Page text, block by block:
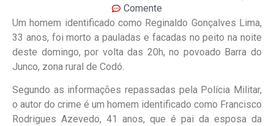
Comente
Um homem identificado como Reginaldo Gonçalves Lima,
33 anos, foi morto a pauladas e facadas no peito na noite
deste domingo, por volta das 20h, no povoado Barra do
Junco, zona rural de Codó.
Segundo as informações repassadas pela Polícia Militar,
o autor do crime é um homem identificado como Francisco
Rodrigues Azevedo, 41 anos, que é pai da esposa da